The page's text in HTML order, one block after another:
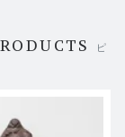
ピ